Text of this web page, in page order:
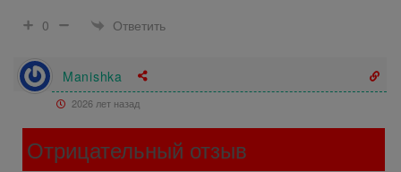
0
Ответить
Manishka
2026 лет назад
Отрицательный отзыв